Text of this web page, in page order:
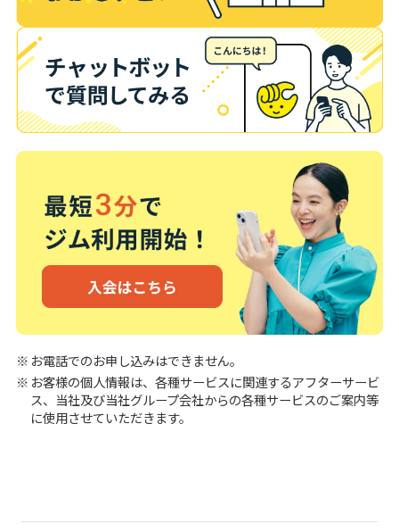
お電話でのお申し込みはできません。
お客様の個人情報は、各種サービスに関連するアフターサービ
ス、当社及び当社グループ会社からの各種サービスのご案内等
に使用させていただきます。